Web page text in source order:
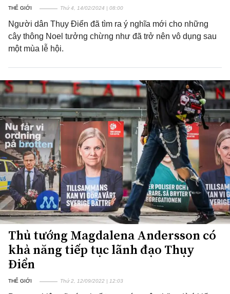
THẾ GIỚI Thứ 4, 14/02/2024 | 08:00
Người dân Thụy Điển đã tìm ra ý nghĩa mới cho những
cây thông Noel tưởng chừng như đã trở nên vô dụng sau
một mùa lễ hội.
Thủ tướng Magdalena Andersson có
khả năng tiếp tục lãnh đạo Thụy
Điển
THẾ GIỚI Thứ 2, 12/09/2022 | 12:03